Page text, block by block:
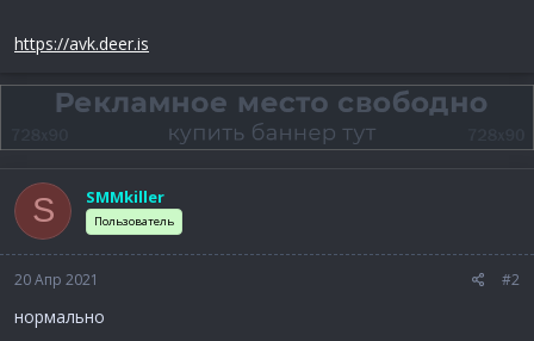
https://avk.deer.is
S SMMkiller
Пользователь
20 Апр 2021 #2
нормально